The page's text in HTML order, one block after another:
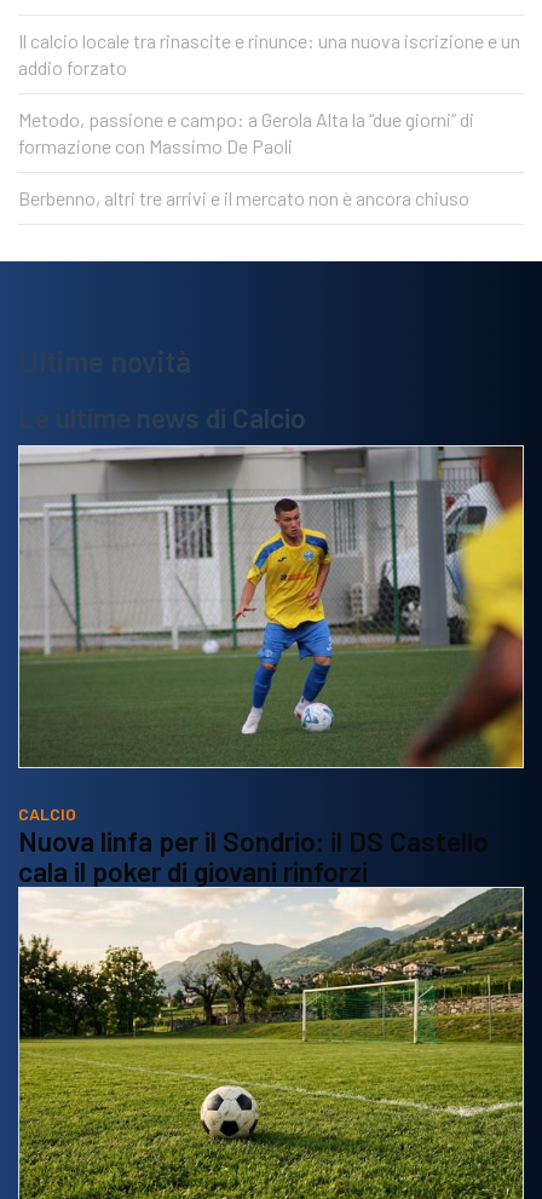
Il calcio locale tra rinascite e rinunce: una nuova iscrizione e un
addio forzato
Metodo, passione e campo: a Gerola Alta la “due giorni” di
formazione con Massimo De Paoli
Berbenno, altri tre arrivi e il mercato non è ancora chiuso
Ultime novità
Le ultime news di Calcio
CALCIO
Nuova linfa per il Sondrio: il DS Castello
cala il poker di giovani rinforzi